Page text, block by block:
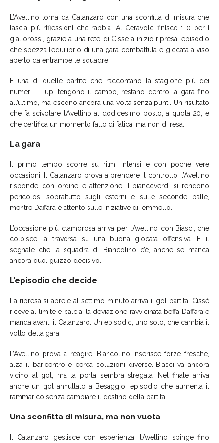
L’Avellino torna da Catanzaro con una sconfitta di misura che
lascia più riflessioni che rabbia. Al Ceravolo finisce 1-0 per i
giallorossi, grazie a una rete di Cissé a inizio ripresa, episodio
che spezza l’equilibrio di una gara combattuta e giocata a viso
aperto da entrambe le squadre.
È una di quelle partite che raccontano la stagione più dei
numeri. I Lupi tengono il campo, restano dentro la gara fino
all’ultimo, ma escono ancora una volta senza punti. Un risultato
che fa scivolare l’Avellino al dodicesimo posto, a quota 20, e
che certifica un momento fatto di fatica, ma non di resa.
La gara
Il primo tempo scorre su ritmi intensi e con poche vere
occasioni. Il Catanzaro prova a prendere il controllo, l’Avellino
risponde con ordine e attenzione. I biancoverdi si rendono
pericolosi soprattutto sugli esterni e sulle seconde palle,
mentre Daffara è attento sulle iniziative di Iemmello.
L’occasione più clamorosa arriva per l’Avellino con Biasci, che
colpisce la traversa su una buona giocata offensiva. È il
segnale che la squadra di Biancolino c’è, anche se manca
ancora quel guizzo decisivo.
L’episodio che decide
La ripresa si apre e al settimo minuto arriva il gol partita. Cissé
riceve al limite e calcia, la deviazione ravvicinata beffa Daffara e
manda avanti il Catanzaro. Un episodio, uno solo, che cambia il
volto della gara.
L’Avellino prova a reagire. Biancolino inserisce forze fresche,
alza il baricentro e cerca soluzioni diverse. Biasci va ancora
vicino al gol, ma la porta sembra stregata. Nel finale arriva
anche un gol annullato a Besaggio, episodio che aumenta il
rammarico senza cambiare il destino della partita.
Una sconfitta di misura, ma non vuota
Il Catanzaro gestisce con esperienza, l’Avellino spinge fino